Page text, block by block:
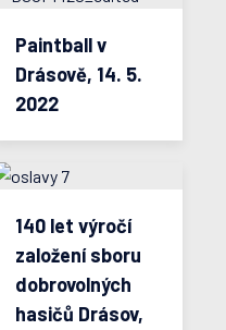
Paintball v
Drásově, 14. 5.
2022
140 let výročí
založení sboru
dobrovolných
hasičů Drásov,